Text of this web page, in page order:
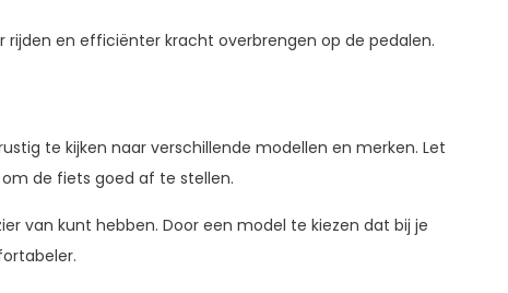
en efficiënter kracht overbrengen op de pedalen.
te kijken naar verschillende modellen en merken. Let
de fiets goed af te stellen.
van kunt hebben. Door een model te kiezen dat bij je